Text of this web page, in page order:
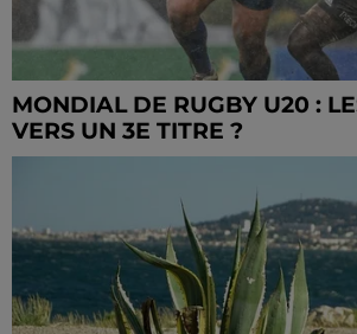
MONDIAL DE RUGBY U20 :
VERS UN 3E TITRE ?